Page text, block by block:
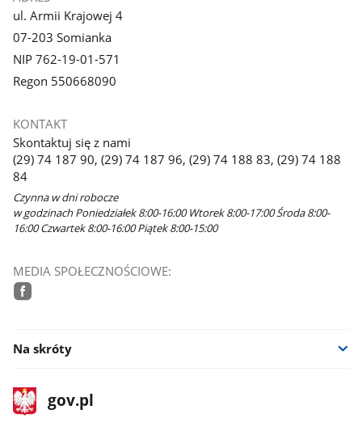
ul. Armii Krajowej 4
07-203 Somianka
NIP 762-19-01-571
Regon 550668090
KONTAKT
Skontaktuj się z nami
(29) 74 187 90, (29) 74 187 96, (29) 74 188 83, (29) 74 188
84
Czynna w dni robocze
w godzinach Poniedziałek 8:00-16:00 Wtorek 8:00-17:00 Środa 8:00-
16:00 Czwartek 8:00-16:00 Piątek 8:00-15:00
MEDIA SPOŁECZNOŚCIOWE:
Na skróty
stopka
gov.plStrona
gov.pl